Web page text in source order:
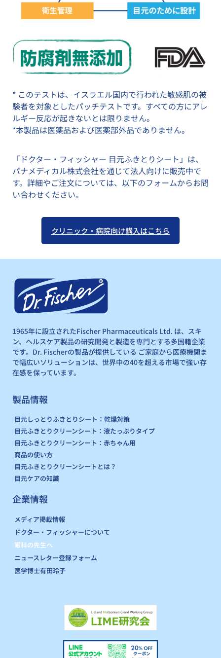
* このテストは、イスラエル国内で行われた敏感肌の被
験者を対象としたパッチテストです。すべての方にアレ
ルギー反応が起きないとは限りません。
*本製品は医薬品および医薬部外品でありません。
「ドクター・フィッシャー 目元ふきとりシート」は、
パナメディカル株式会社を通じて法人向けに販売中で
す。詳細やご注文については、以下のフォームからお問
い合わせください。
クリニック・病院向け購入はこちら
1965年に設立されたFischer Pharmaceuticals Ltd. は、スキ
ン、ヘルスケア製品の研究開発と製造を専門とする多国籍企業
です。Dr. Fischerの製品が提供している ご家庭から医療機関ま
で幅広いソリューションは、世界中の40を超える市場で強い存
在感を保っています。
製品情報
目元しっとりふきとりシート：乾燥対策
目元ふきとりクリーンシート：液たっぷりタイプ
目元ふきとりクリーンシート：赤ちゃん用
商品の使い方
目元ふきとりクリーンシートとは？
目元ケアの知識
企業情報
メディア掲載情報
ドクター・フィッシャーについて
眼科の先生へ
ニュースレター登録フォーム
医学博士有田玲子